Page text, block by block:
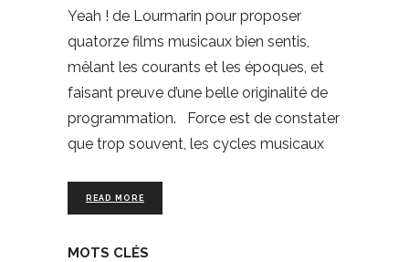
Yeah ! de Lourmarin pour proposer
quatorze films musicaux bien sentis,
mêlant les courants et les époques, et
faisant preuve d’une belle originalité de
programmation. Force est de constater
que trop souvent, les cycles musicaux
READ MORE
MOTS CLÉS